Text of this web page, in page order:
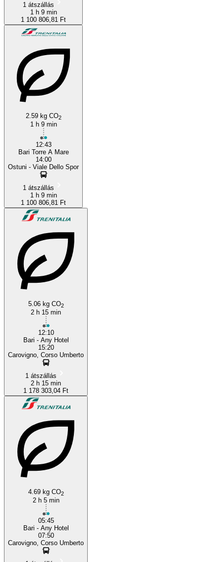
1 átszállás
1 h 9 min
1 100 806,81 Ft
2.59 kg CO2
1 h 9 min
12:43
Bari Torre A Mare
14:00
Ostuni - Viale Dello Spor
1 átszállás
1 h 9 min
1 100 806,81 Ft
5.06 kg CO2
2 h 15 min
12:10
Bari - Any Hotel
15:20
Carovigno, Corso Umberto
1 átszállás
2 h 15 min
1 178 303,04 Ft
4.69 kg CO2
2 h 5 min
05:45
Bari - Any Hotel
07:50
Carovigno, Corso Umberto